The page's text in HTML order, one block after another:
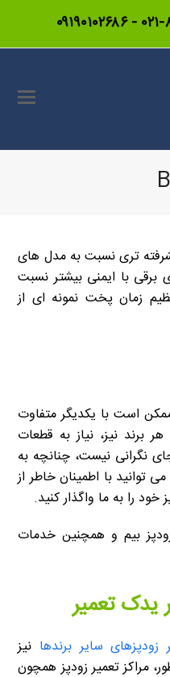
-۰۹۱۹۰۱۰۲۶۸۶
تری نسبت به مدل های
برقی با ایمنی بیشتر نسبت
زمان پخت نمونه ای از
است با یکدیگر متفاوت
برند نیز، نیاز به قطعات
نگرانی نیست، چنانچه به
می توانید با اطمینان خاطر از
را به ما واگذار کنید.
بیم و همچنین خدمات
یدک تعمیر
زودپزهای سایر برندها نیز
مراکز تعمیر زودپز همچون